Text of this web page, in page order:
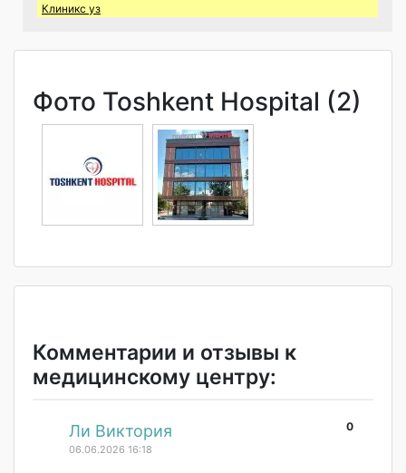
Клиникс уз
Фото Toshkent Hospital (2)
Комментарии и отзывы к
медицинскому центру:
0
Ли Виктория
06.06.2026 16:18